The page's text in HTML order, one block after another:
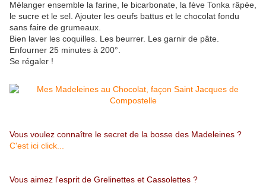
Mélanger ensemble la farine, le bicarbonate, la fève Tonka râpée,
le sucre et le sel. Ajouter les oeufs battus et le chocolat fondu
sans faire de grumeaux.
Bien laver les coquilles. Les beurrer. Les garnir de pâte.
Enfourner 25 minutes à 200°.
Se régaler !
Vous voulez connaître le secret de la bosse des Madeleines ?
C'est ici click...
Vous aimez l'esprit de Grelinettes et Cassolettes ?